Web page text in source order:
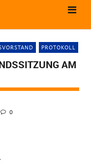
PROTOKOLL
AM
0